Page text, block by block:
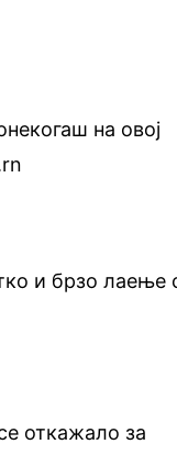
на овој
и брзо лаење
откажало за